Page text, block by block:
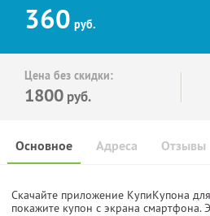
360 руб.
Цена без скидки:
1800 руб.
Основное Отзывы
Адреса
Скачайте приложение КупиКупона для
покажите купон с экрана смартфона.